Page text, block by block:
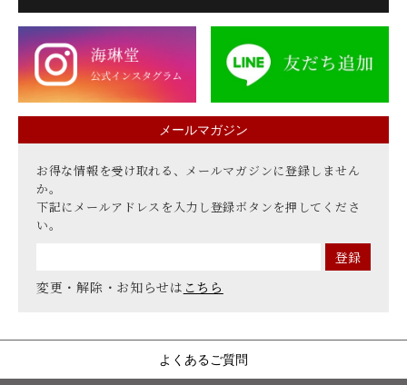
メールマガジン
お得な情報を受け取れる、メールマガジンに登録しません
か。
下記にメールアドレスを入力し登録ボタンを押してくださ
い。
変更・解除・お知らせは こちら
よくあるご質問